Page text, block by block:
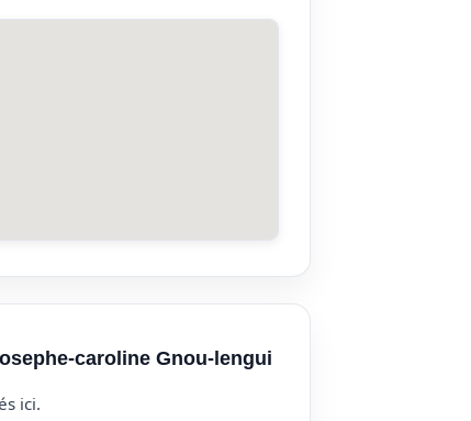
caroline Gnou-lengui
ici.